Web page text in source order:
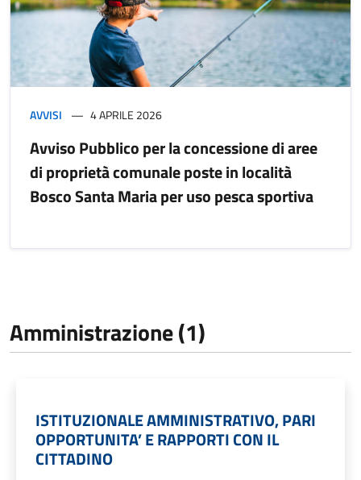
AVVISI 4 APRILE 2026
Avviso Pubblico per la concessione di aree
di proprietà comunale poste in località
Bosco Santa Maria per uso pesca sportiva
Amministrazione (1)
ISTITUZIONALE AMMINISTRATIVO, PARI
OPPORTUNITA’ E RAPPORTI CON IL
CITTADINO